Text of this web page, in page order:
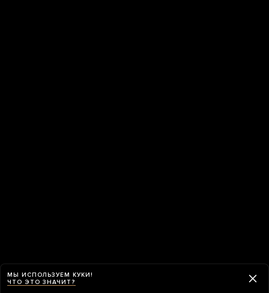
МЫ ИСПОЛЬЗУЕМ КУКИ!
ЧТО ЭТО ЗНАЧИТ?